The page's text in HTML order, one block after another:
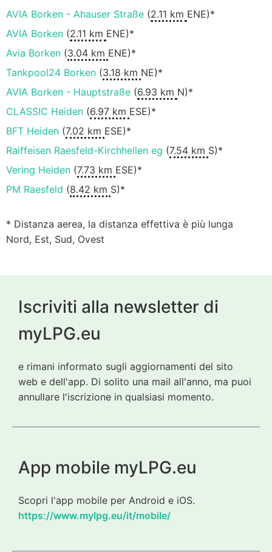
AVIA Borken - Ahauser Straße (2.11 km ENE)*
AVIA Borken (2.11 km ENE)*
Avia Borken (3.04 km ENE)*
Tankpool24 Borken (3.18 km NE)*
AVIA Borken - Hauptstraße (6.93 km N)*
CLASSIC Heiden (6.97 km ESE)*
BFT Heiden (7.02 km ESE)*
Raiffeisen Raesfeld-Kirchhellen eg (7.54 km S)*
Vering Heiden (7.73 km ESE)*
PM Raesfeld (8.42 km S)*
* Distanza aerea, la distanza effettiva è più lunga
Nord, Est, Sud, Ovest
Iscriviti alla newsletter di
myLPG.eu
e rimani informato sugli aggiornamenti del sito
web e dell'app. Di solito una mail all'anno, ma puoi
annullare l'iscrizione in qualsiasi momento.
App mobile myLPG.eu
Scopri l'app mobile per Android e iOS.
https://www.mylpg.eu/it/mobile/